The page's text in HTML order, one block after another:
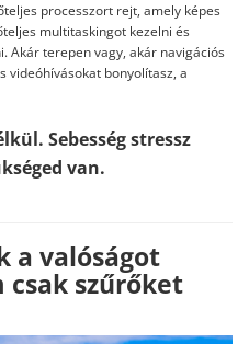
processzort rejt, amely képes
multitaskingot kezelni és
Akár terepen vagy, akár navigációs
videóhívásokat bonyolítasz, a
Sebesség stressz
van.
a valóságot
szűrőket